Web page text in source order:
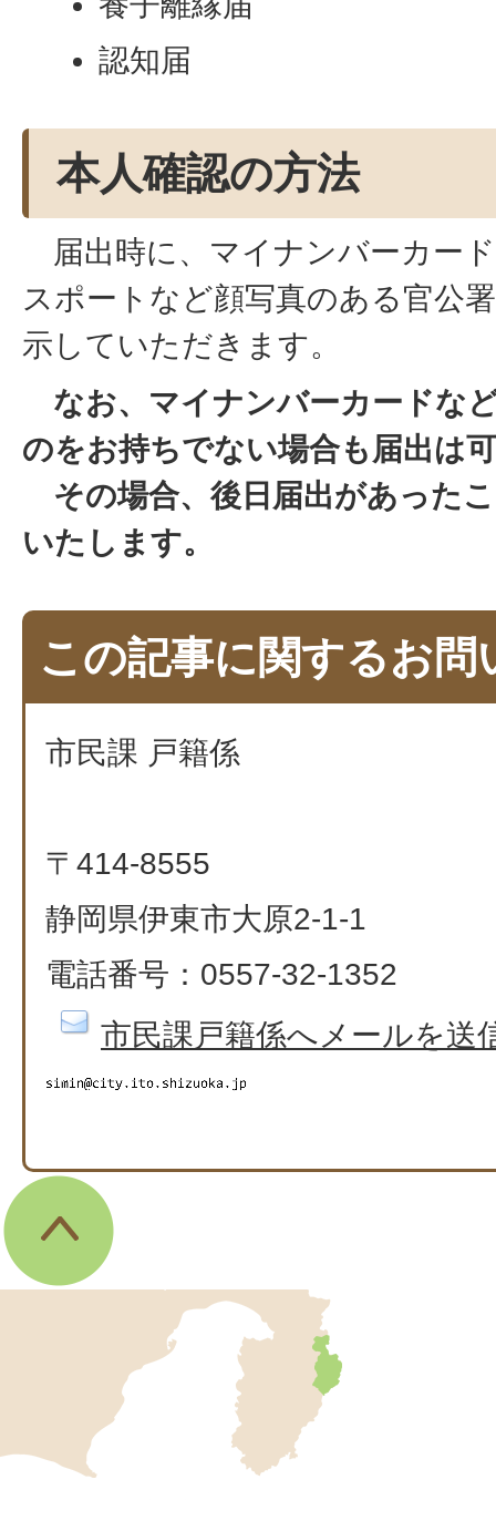
認知届
本人確認の方法
届出時に、マイナンバーカー
スポートなど顔写真のある官公
示していただきます。
なお、マイナンバーカードな
のをお持ちでない場合も届出は
その場合、後日届出があった
いたします。
この記事に関するお問
市民課 戸籍係
〒414-8555
静岡県伊東市大原2-1-1
電話番号：0557-32-1352​​​​​​​​​​​​​​
市民課戸籍係へメールを送